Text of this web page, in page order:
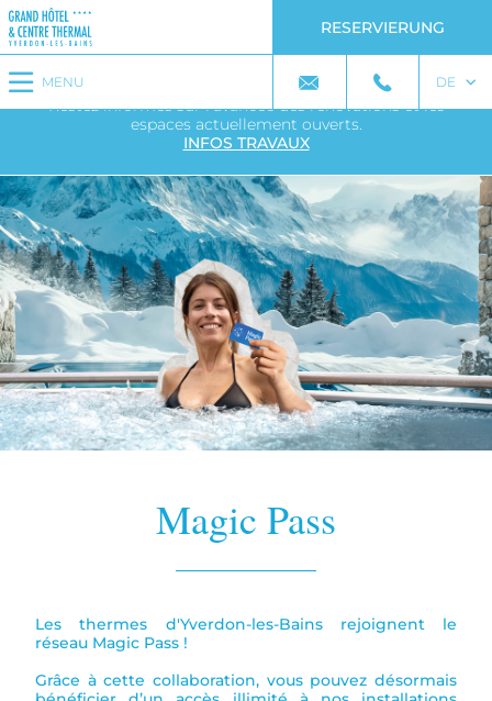
MENU
RESERVIERUNG
DE
Midis de la Belle Epoque : Découvrez lanouvelle carte
avec plat du jourà CHF 19.- seulement !
LE FUTUR CENTRE THERMAL PREND FORME
Restez informés sur l'avancée des rénovations et les
espaces actuellement ouverts.
INFOS TRAVAUX
Magic Pass
Les thermes d'Yverdon-les-Bains rejoignent le
réseau Magic Pass !
Grâce à cette collaboration, vous pouvez désormais